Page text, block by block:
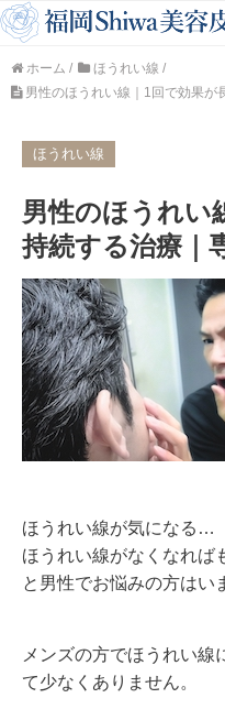
ホーム / ほうれい線 /
男性のほうれい線｜1回で効果が
ほうれい線
男性のほうれい
持続する治療｜
ほうれい線が気になる…
ほうれい線がなくなれ
と男性でお悩みの方はい
メンズの方でほうれい線
て少なくありません。